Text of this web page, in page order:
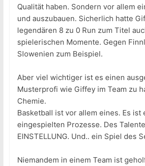
Qualität haben. Sondern vor allem
und auszubauen. Sicherlich hatte
legendären 8 zu 0 Run zum Titel
spielerischen Momente. Gegen
Slowenien zum Beispiel.
Aber viel wichtiger ist es einen
Musterprofi wie Giffey im Team zu
Chemie.
Basketball ist vor allem eines. Es ist
eingespielten Prozesse. Des
EINSTELLUNG. Und.. ein Spiel des
Niemandem in einem Team ist